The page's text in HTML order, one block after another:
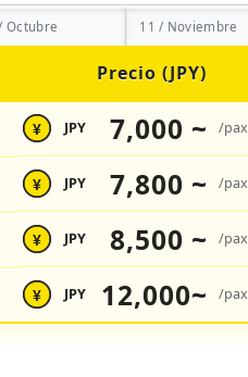
Octubre 11 / Noviembre
Precio (JPY)
¥ JPY 7,000 ~ /pax
¥ JPY 7,800 ~ /pax
¥ JPY 8,500 ~ /pax
¥ JPY 12,000~ /pax